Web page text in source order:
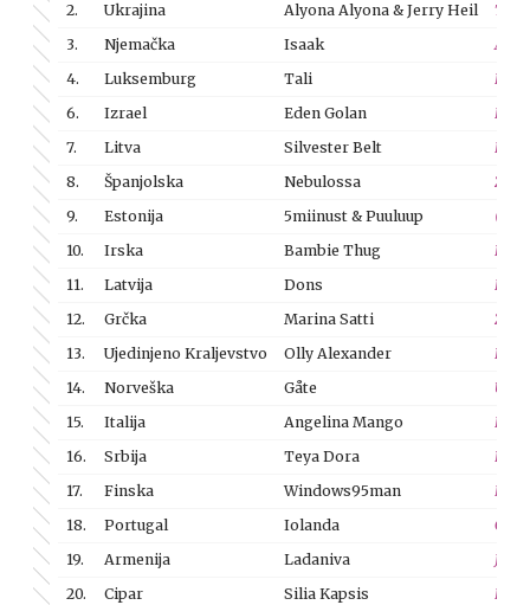
2.
Ukrajina Alyona Alyona & Jerry Heil
3.
Njemačka Isaak
4.
Luksemburg Tali
6.
Izrael Eden Golan
7.
Litva Silvester Belt
8.
Španjolska Nebulossa
Zorra
9.
Estonija 5miinust & Puuluup
10.
Irska Bambie Thug
11.
Latvija Dons
12.
Grčka Marina Satti
Zari
13.
Ujedinjeno Kraljevstvo Olly Alexander
14.
Norveška Gåte
15.
Italija Angelina Mango
La
16.
Srbija Teya Dora
17.
Finska Windows95man
No
18.
Portugal Iolanda
Grito
19.
Armenija Ladaniva
Jako
20.
Cipar Silia Kapsis
Liar